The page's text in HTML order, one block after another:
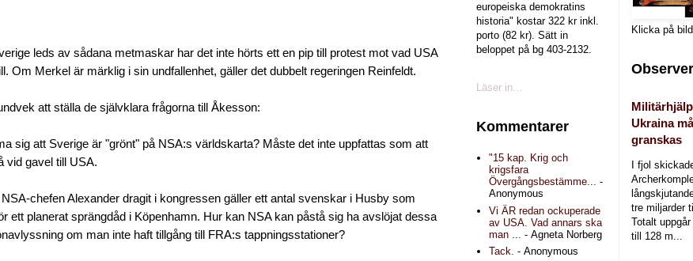
leds av sådana metmaskar har det inte hörts ett en pip till protest mot vad USA
Om Merkel är märklig i sin undfallenhet, gäller det dubbelt regeringen Reinfeldt.
att ställa de självklara frågorna till Åkesson:
sig att Sverige är "grönt" på NSA:s världskarta? Måste det inte uppfattas som att
vid gavel till USA.
chefen Alexander dragit i kongressen gäller ett antal svenskar i Husby som
ett planerat sprängdåd i Köpenhamn. Hur kan NSA kan påstå sig ha avslöjat dessa
om man inte haft tillgång till FRA:s tappningsstationer?
europeiska demokratins
historia" kostar 322 kr inkl.
porto (82 kr). Sätt in
beloppet på bg 403-2132.
Läser in...
Kommentarer
"15 kap. Krig och
krigsfara
Övergångsbestämme... -
Anonymous
Vi ÄR redan ockuperade
av USA. Vad annars ska
man ...
- Agneta Norberg
Tack. - Anonymous
Klicka på
Ukraina
granskas
I fjol
tre miljarder
Totalt
till 128 m...